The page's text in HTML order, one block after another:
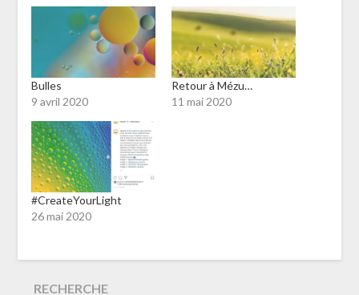
Bulles
9 avril 2020
Retour à Mézu…
11 mai 2020
#CreateYourLight
26 mai 2020
RECHERCHE